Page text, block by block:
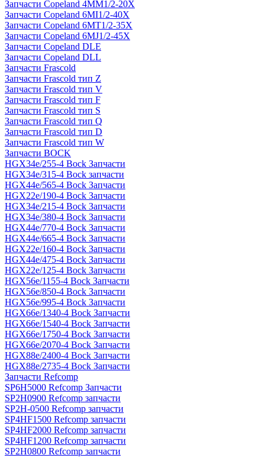
Запчасти Copeland 4MM1/2-20X
Запчасти Copeland 6MI1/2-40X
Запчасти Copeland 6MT1/2-35X
Запчасти Copeland 6MJ1/2-45X
Запчасти Copeland DLE
Запчасти Copeland DLL
Запчасти Frascold
Запчасти Frascold тип Z
Запчасти Frascold тип V
Запчасти Frascold тип F
Запчасти Frascold тип S
Запчасти Frascold тип Q
Запчасти Frascold тип D
Запчасти Frascold тип W
Запчасти BOCK
HGX34e/255-4 Bock Запчасти
HGX34e/315-4 Bock запчасти
HGX44e/565-4 Bock Запчасти
HGX22e/190-4 Bock Запчасти
HGX34e/215-4 Bock Запчасти
HGX34e/380-4 Bock Запчасти
HGX44e/770-4 Bock Запчасти
HGX44e/665-4 Bock Запчасти
HGX22e/160-4 Bock Запчасти
HGX44e/475-4 Bock Запчасти
HGX22e/125-4 Bock Запчасти
HGX56e/1155-4 Bock Запчасти
HGX56e/850-4 Bock Запчасти
HGX56e/995-4 Bock Запчасти
HGX66e/1340-4 Bock Запчасти
HGX66e/1540-4 Bock Запчасти
HGX66e/1750-4 Bock Запчасти
HGX66e/2070-4 Bock Запчасти
HGX88e/2400-4 Bock Запчасти
HGX88e/2735-4 Bock Запчасти
Запчасти Refcomp
SP6H5000 Refcomp Запчасти
SP2H0900 Refcomp запчасти
SP2H-0500 Refcomp запчасти
SP4HF1500 Refcomp запчасти
SP4HF2000 Refcomp запчасти
SP4HF1200 Refcomp запчасти
SP2H0800 Refcomp запчасти